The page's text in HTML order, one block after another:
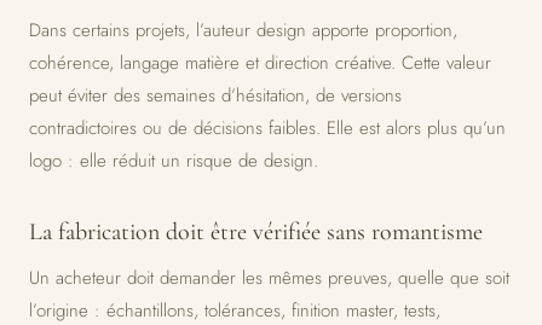
Dans certains projets, l’auteur design apporte proportion,
cohérence, langage matière et direction créative. Cette valeur
peut éviter des semaines d’hésitation, de versions
contradictoires ou de décisions faibles. Elle est alors plus qu’un
logo : elle réduit un risque de design.
La fabrication doit être vérifiée sans romantisme
Un acheteur doit demander les mêmes preuves, quelle que soit
l’origine : échantillons, tolérances, finition master, tests,